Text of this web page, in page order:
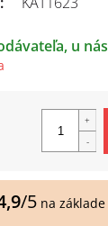
u
/5 na základe